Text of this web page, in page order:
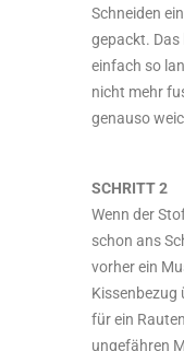
Schneiden
gepackt.
einfach so
nicht mehr
genauso
SCHRITT 2
Wenn der
schon ans
vorher ein
Kissenbezug
für ein
ungefähren